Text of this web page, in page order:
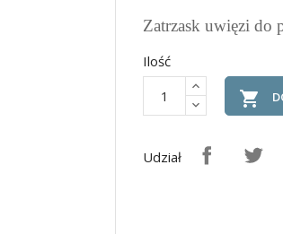
Zatrzask uwięzi do
Ilość

Udział